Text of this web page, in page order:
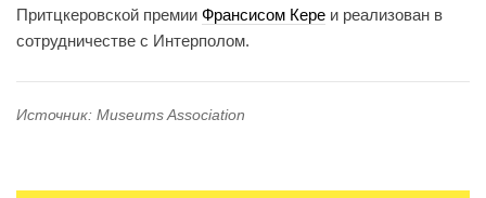
Притцкеровской премии Франсисом Кере и реализован в
сотрудничестве с Интерполом.
Источник: Museums Association